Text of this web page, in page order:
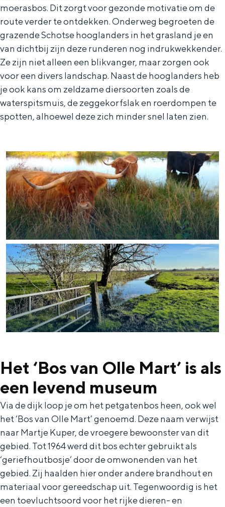
Bijzonder overnachten
van een molen tot overnachten in een
iglo van stro: Groningen biedt voor ieder
wat wils.
Fietsen
Wandelen
Eten & drinken
Winkelen
Overnachten
Met kinderen
Theater, muziek en musea
REISIDEEËN
Een dag op pad in Groningen stad
Dagtripjes zonder auto
moerasbos. Dit zorgt voor gezonde motivatie om de
route verder te ontdekken. Onderweg begroeten de
grazende Schotse hooglanders in het grasland je en
van dichtbij zijn deze runderen nog indrukwekkender.
Ze zijn niet alleen een blikvanger, maar zorgen ook
voor een divers landschap. Naast de hooglanders heb
je ook kans om zeldzame diersoorten zoals de
waterspitsmuis, de zeggekorfslak en roerdompen te
spotten, alhoewel deze zich minder snel laten zien.
Het ‘Bos van Olle Mart’ is als
een levend museum
Via de dijk loop je om het petgatenbos heen, ook wel
het ‘Bos van Olle Mart’ genoemd. Deze naam verwijst
naar Martje Kuper, de vroegere bewoonster van dit
gebied. Tot 1964 werd dit bos echter gebruikt als
‘geriefhoutbosje’ door de omwonenden van het
gebied. Zij haalden hier onder andere brandhout en
materiaal voor gereedschap uit. Tegenwoordig is het
een toevluchtsoord voor het rijke dieren- en